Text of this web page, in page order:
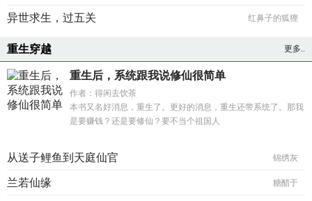
异世求生，过五关 红鼻子的狐狸
重生穿越 更多..
重生后，系统跟我说修仙很简单
作者：得闲去饮茶
本书又名好消息，重生了。更好的消息，重生还带系统了。那我
是要赚钱？还是要修仙？要不当个祖国人
从送子鲤鱼到天庭仙官 锦绣灰
兰若仙缘 糖醋于